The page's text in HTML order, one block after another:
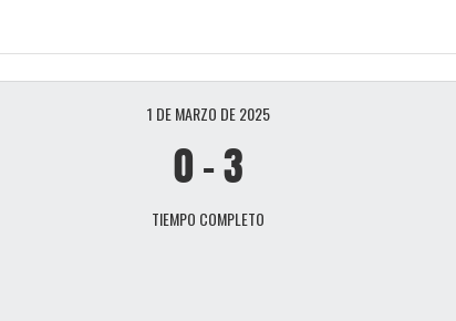
1 DE MARZO DE 2025
0-3
TIEMPO COMPLETO